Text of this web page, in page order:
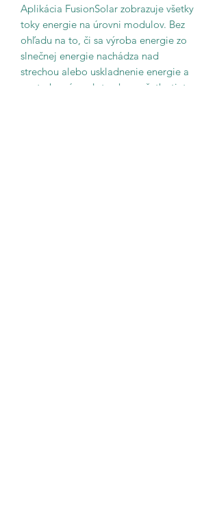
Aplikácia FusionSolar zobrazuje všetky
toky energie na úrovni modulov. Bez
ohľadu na to, či sa výroba energie zo
slnečnej energie nachádza nad
strechou alebo uskladnenie energie a
spotreba sú pod strechou, všetky tieto